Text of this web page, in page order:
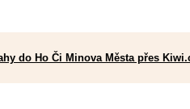
do Ho Či Minova Města přes